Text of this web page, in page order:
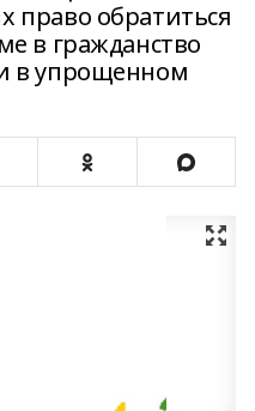
право обратиться
в гражданство
в упрощенном